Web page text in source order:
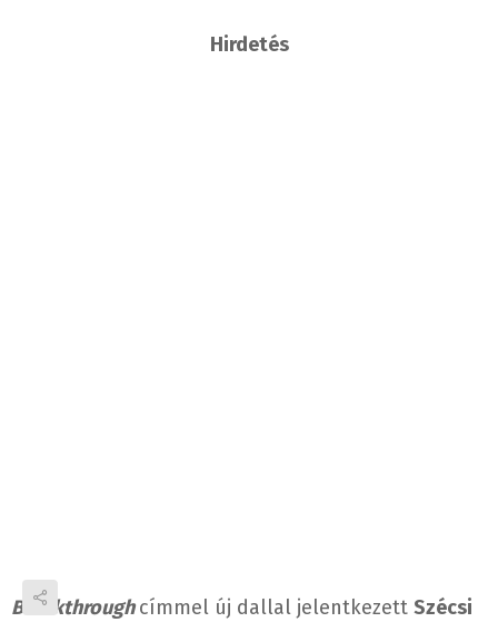
Hirdetés
Breakthroughcímmel új dallal jelentkezett Szécsi